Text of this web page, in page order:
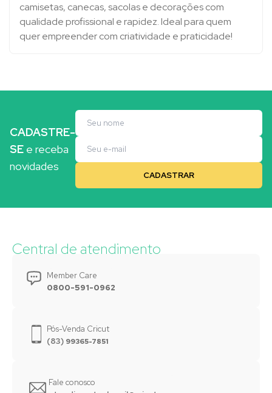
camisetas, canecas, sacolas e decorações com
qualidade profissional e rapidez. Ideal para quem
quer empreender com criatividade e praticidade!
CADASTRE-
SE e receba
novidades
Central de atendimento
Member Care
0800-591-0962
Pós-Venda Cricut
(83) 99365-7851
Fale conosco